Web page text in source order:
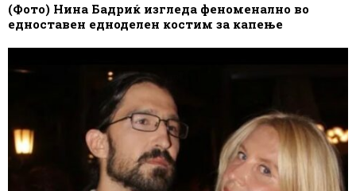
(Фото) Нина Бадриќ изгледа феноменално во
едноставен едноделен костим за капење